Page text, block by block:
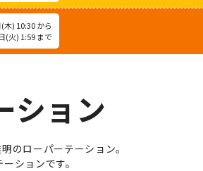
木) 10:30 から
(火) 1:59 まで
ション
のローパーテーション。
ションです。